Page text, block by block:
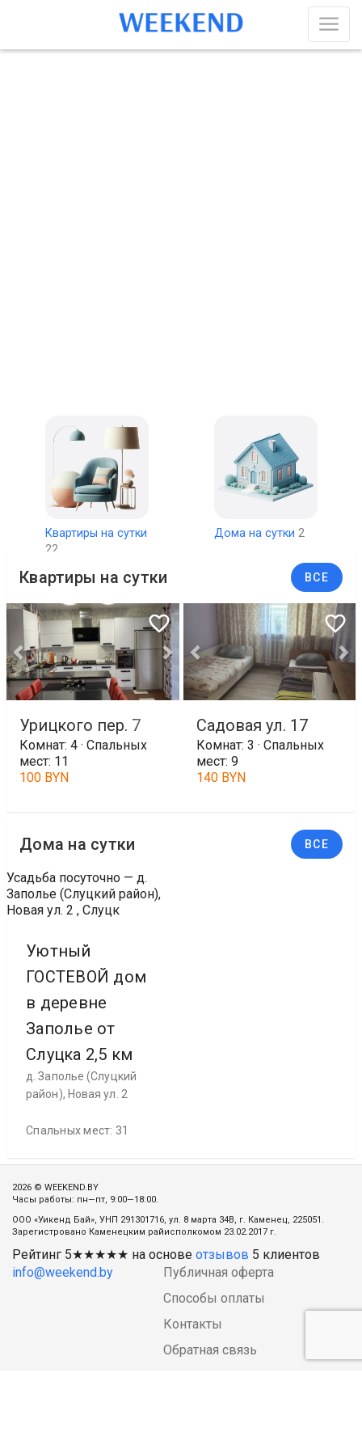
Квартиры на сутки
22
Дома на сутки 2
Квартиры на сутки ВСЕ
Урицкого пер. 7
Комнат: 4 · Спальных
мест: 11
100 BYN
Садовая ул. 17
Комнат: 3 · Спальных
мест: 9
140 BYN
Дома на сутки ВСЕ
Усадьба посуточно — д.
Заполье (Слуцкий район),
Новая ул. 2 , Слуцк
Уютный
ГОСТЕВОЙ дом
в деревне
Заполье от
Слуцка 2,5 км
д. Заполье (Слуцкий
район), Новая ул. 2
Спальных мест: 31
2026 © WEEKEND.BY
Часы работы: пн—пт, 9:00—18:00.
ООО «Уикенд Бай», УНП 291301716, ул. 8 марта 34В, г. Каменец, 225051.
Зарегистровано Каменецким райисполкомом 23.02.2017 г.
Рейтинг 5★★★★★ на основе отзывов 5 клиентов
info@weekend.by
Публичная оферта
Способы оплаты
Контакты
Обратная связь